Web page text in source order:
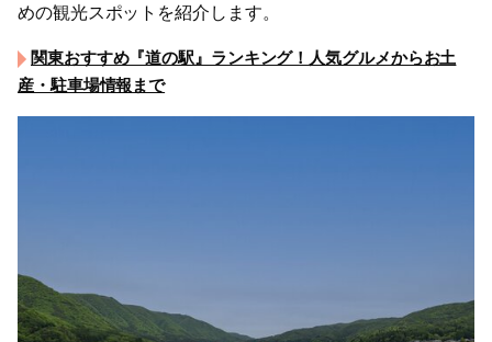
めの観光スポットを紹介します。
関東おすすめ『道の駅』ランキング！人気グルメからお土
産・駐車場情報まで